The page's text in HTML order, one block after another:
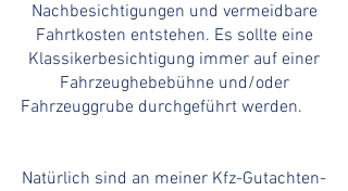
Nachbesichtigungen und vermeidbare
Fahrtkosten entstehen. Es sollte eine
Klassikerbesichtigung immer auf einer
Fahrzeughebebühne und/oder
Fahrzeuggrube durchgeführt werden.
Natürlich sind an meiner Kfz-Gutachten-